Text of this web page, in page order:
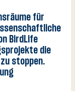
für
BirdLife
die
stoppen.